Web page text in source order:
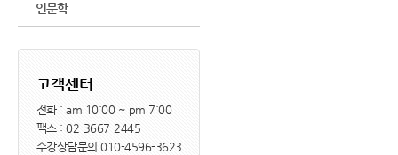
인문학
고객센터
전화 : am 10:00 ~ pm 7:00
팩스 : 02-3667-2445
수강상담문의 010-4596-3623